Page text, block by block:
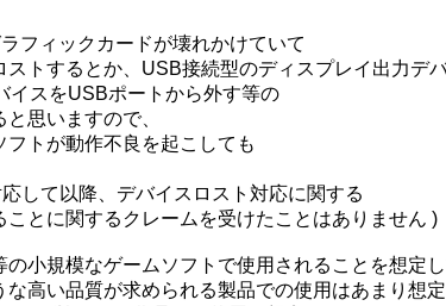
フィックカードが壊れかけていて
トするとか、USB接続型のディスプレイ出力デ
イスをUSBポートから外す等の
思いますので、
トが動作不良を起こしても
して以降、デバイスロスト対応に関する
とに関するクレームを受けたことはありません )
小規模なゲームソフトで使用されることを想定
高い品質が求められる製品での使用はあまり想